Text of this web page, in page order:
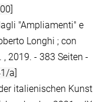
"Ampliamenti" e
Longhi ; con
2019. - 383 Seiten -
a]
italienischen Kunst